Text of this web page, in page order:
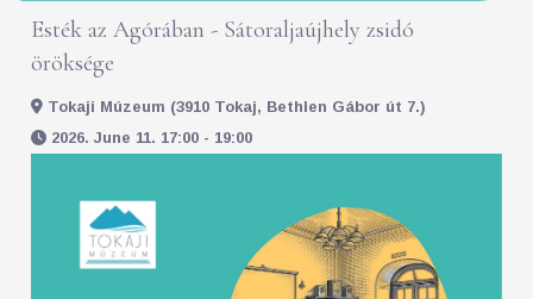
Esték az Agórában - Sátoraljaújhely zsidó
öröksége
Tokaji Múzeum (3910 Tokaj, Bethlen Gábor út 7.)
2026. June 11. 17:00 - 19:00